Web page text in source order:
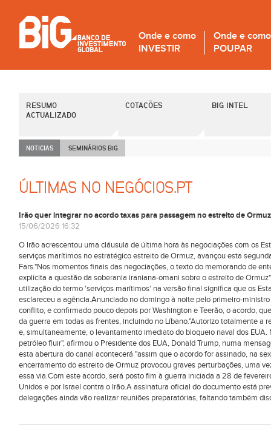
Onde e como
INVESTIR
Onde e como
POUPAR
RESUMO
ACTUALIZADO
COTAÇÕES BIG INTEL
NOTICIAS SEMINÁRIOS BiG
ÚLTIMAS NO NEGÓCIOS.PT
Irão quer integrar no acordo taxas para passagem no estreito de Ormuz
15/06/2026 16:32
O Irão acrescentou uma cláusula de última hora às negociações com os
serviços marítimos no estratégico estreito de Ormuz, avançou esta
Fars."Nos momentos finais das negociações, o texto do memorando de
explícita a questão da soberania iraniana-omani sobre o estreito de
utilização do termo 'serviços marítimos' na versão final significa que os
esclareceu a agência.Anunciado no domingo à noite pelo primeiro-
conflito, e confirmado pouco depois por Washington e Teerão, o acordo,
da guerra em todas as frentes, incluindo no Líbano."Autorizo totalmente a
e, simultaneamente, o levantamento imediato do bloqueio naval dos
petróleo fluir", afirmou o Presidente dos EUA, Donald Trump, numa
esta abertura do canal acontecerá "assim que o acordo for assinado, na
encerramento do estreito de Ormuz provocou graves perturbações, uma
essa via.Com este acordo, será posto fim à guerra iniciada a 28 de
Unidos e por Israel contra o Irão.A assinatura oficial do documento está
delegações ainda vão realizar reuniões preparatórias, faltando também